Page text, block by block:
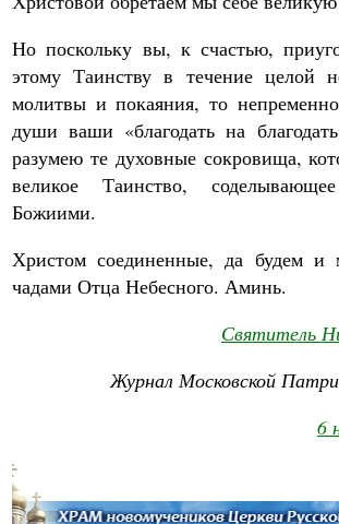
Но поскольку вы, к счастью,
этому Таинству в течение целой
молитвы и покаяния, то
души ваши «благодать на
разумею те духовные сокровища,
великое Таинство,
Божиими.
Христом соединенные, да будем и
чадами Отца Небесного. Аминь.
Святитель
Журнал Московской
6